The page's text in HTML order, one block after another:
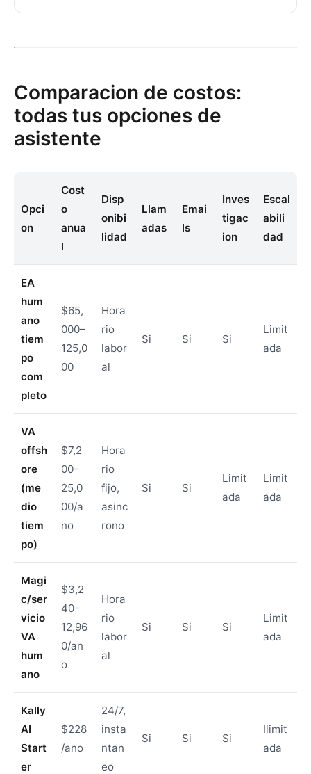
Comparacion de costos:
todas tus opciones de
asistente
Opci
on
Cost
o
anua
l
Disp
onibi
lidad
Llam
adas
Emai
ls
Inves
tigac
ion
Escal
abili
dad
EA
hum
ano
tiem
po
com
pleto
$65,
000–
125,0
00
Hora
rio
labor
al
Si Si Si
Limit
ada
VA
offsh
ore
(me
dio
tiem
po)
$7,2
00–
25,0
00/a
no
Hora
rio
fijo,
asinc
rono
Si Si
Limit
ada
Limit
ada
Magi
c/ser
vicio
VA
hum
ano
$3,2
40–
12,96
0/an
o
Hora
rio
labor
al
Si Si Si
Limit
ada
Kally
AI
Start
er
$228
/ano
24/7,
insta
ntan
eo
Si Si Si
Ilimit
ada